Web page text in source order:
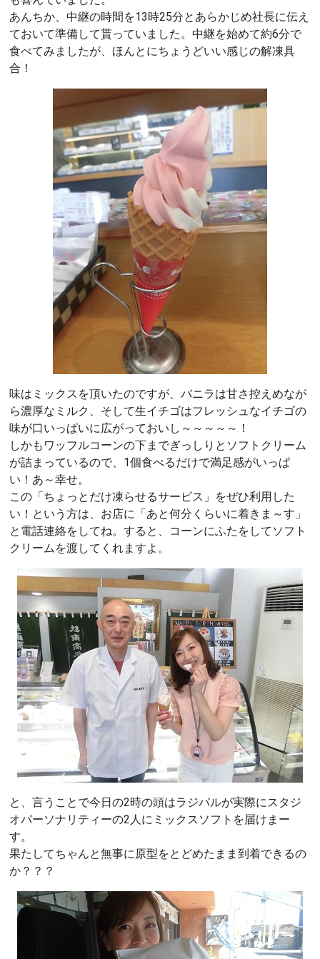
あんちか、中継の時間を13時25分とあらかじめ社長に伝え
ておいて準備して貰っていました。中継を始めて約6分で
食べてみましたが、ほんとにちょうどいい感じの解凍具
合！
味はミックスを頂いたのですが、バニラは甘さ控えめなが
ら濃厚なミルク、そして生イチゴはフレッシュなイチゴの
味が口いっぱいに広がっておいし～～～～～！
しかもワッフルコーンの下までぎっしりとソフトクリーム
が詰まっているので、1個食べるだけで満足感がいっぱ
い！あ～幸せ。
この「ちょっとだけ凍らせるサービス」をぜひ利用した
い！という方は、お店に「あと何分くらいに着きま～す」
と電話連絡をしてね。すると、コーンにふたをしてソフト
クリームを渡してくれますよ。
と、言うことで今日の2時の頭はラジパルが実際にスタジ
オパーソナリティーの2人にミックスソフトを届けまー
す。
果たしてちゃんと無事に原型をとどめたまま到着できるの
か？？？